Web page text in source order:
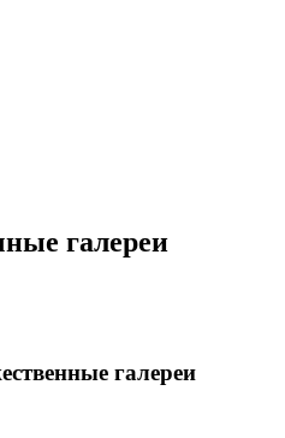
галереи
галереи